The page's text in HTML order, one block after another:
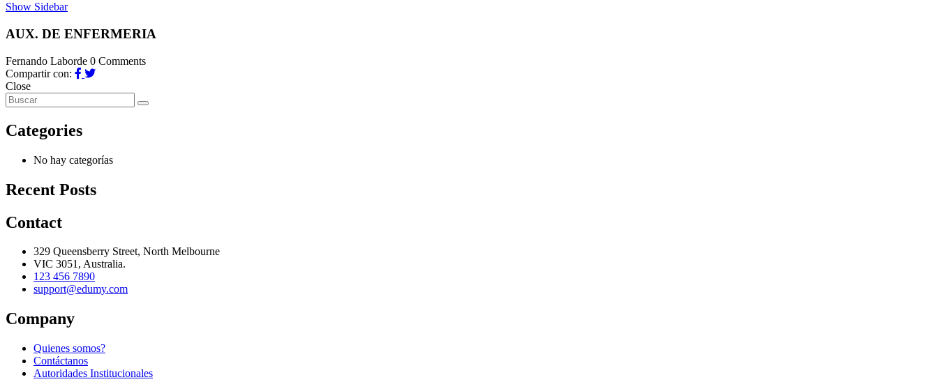
Show Sidebar
AUX. DE ENFERMERIA
Fernando Laborde 0 Comments
Compartir con:
Close
Categories
No hay categorías
Recent Posts
Contact
329 Queensberry Street, North Melbourne
VIC 3051, Australia.
123 456 7890
support@edumy.com
Company
Quienes somos?
Contáctanos
Autoridades Institucionales